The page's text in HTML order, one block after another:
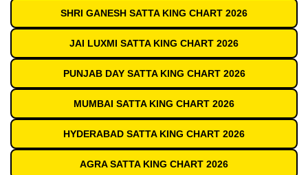
SHRI GANESH SATTA KING CHART 2026
JAI LUXMI SATTA KING CHART 2026
PUNJAB DAY SATTA KING CHART 2026
MUMBAI SATTA KING CHART 2026
HYDERABAD SATTA KING CHART 2026
AGRA SATTA KING CHART 2026